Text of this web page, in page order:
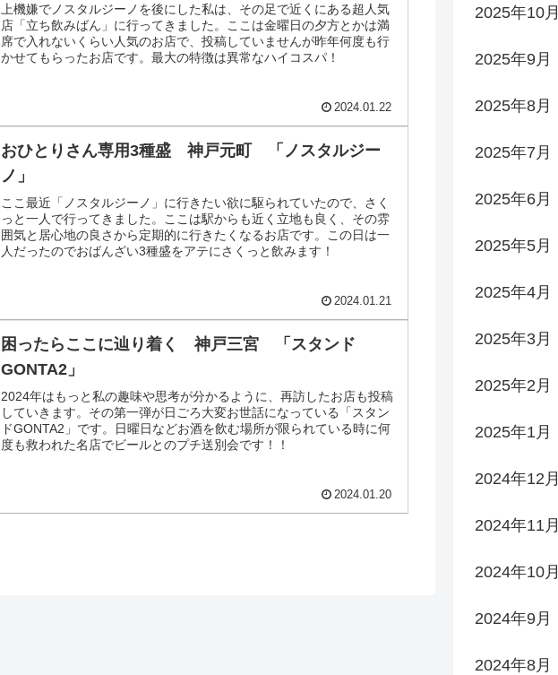
上機嫌でノスタルジーノを後にした私は、その足で近くにある超人気
店「立ち飲みばん」に行ってきました。ここは金曜日の夕方とかは満
席で入れないくらい人気のお店で、投稿していませんが昨年何度も行
かせてもらったお店です。最大の特徴は異常なハイコスパ！
2024.01.22
おひとりさん専用3種盛 神戸元町 「ノスタルジー
ノ」
ここ最近「ノスタルジーノ」に行きたい欲に駆られていたので、さく
っと一人で行ってきました。ここは駅からも近く立地も良く、その雰
囲気と居心地の良さから定期的に行きたくなるお店です。この日は一
人だったのでおばんざい3種盛をアテにさくっと飲みます！
2024.01.21
困ったらここに辿り着く 神戸三宮 「スタンド
GONTA2」
2024年はもっと私の趣味や思考が分かるように、再訪したお店も投稿
していきます。その第一弾が日ごろ大変お世話になっている「スタン
ドGONTA2」です。日曜日などお酒を飲む場所が限られている時に何
度も救われた名店でビールとのプチ送別会です！！
2024.01.20
2025年10月
2025年9月
2025年8月
2025年7月
2025年6月
2025年5月
2025年4月
2025年3月
2025年2月
2025年1月
2024年12月
2024年11月
2024年10月
2024年9月
2024年8月